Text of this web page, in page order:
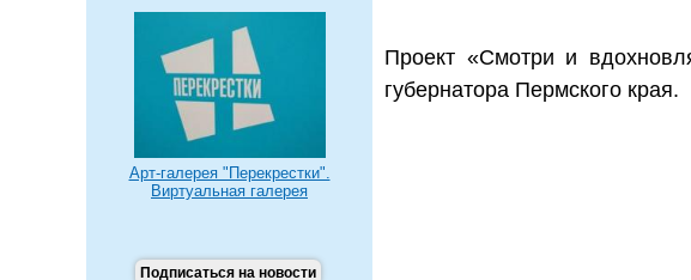
Арт-галерея "Перекрестки".
Виртуальная галерея
Подписаться на новости
Проект «Смотри и
губернатора Пермского края.